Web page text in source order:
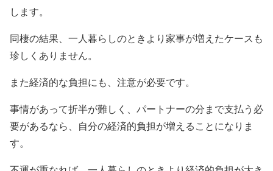
します。
同棲の結果、一人暮らしのときより家事が増えたケースも
珍しくありません。
また経済的な負担にも、注意が必要です。
事情があって折半が難しく、パートナーの分まで支払う必
要があるなら、自分の経済的負担が増えることになりま
す。